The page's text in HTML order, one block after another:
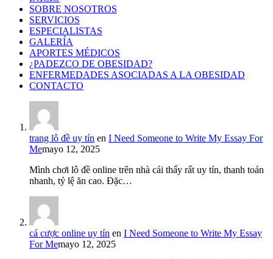
SOBRE NOSOTROS
SERVICIOS
ESPECIALISTAS
GALERÍA
APORTES MÉDICOS
¿PADEZCO DE OBESIDAD?
ENFERMEDADES ASOCIADAS A LA OBESIDAD
CONTACTO
trang lô đề uy tín en I Need Someone to Write My Essay For
Memayo 12, 2025
Mình chơi lô đề online trên nhà cái thấy rất uy tín, thanh toán
nhanh, tỷ lệ ăn cao. Đặc…
cá cược online uy tín en I Need Someone to Write My Essay
For Memayo 12, 2025